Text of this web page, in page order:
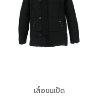
เสื้อขนเป็ด